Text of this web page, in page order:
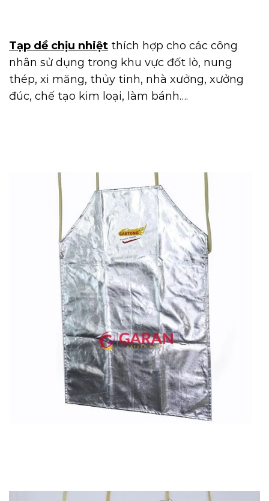
Tạp dề chịu nhiệt thích hợp cho các công
nhân sử dụng trong khu vực đốt lò, nung
thép, xi măng, thủy tinh, nhà xưởng, xưởng
đúc, chế tạo kim loại, làm bánh….